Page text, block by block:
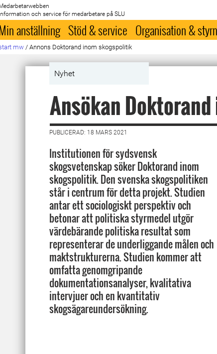
Information och service för medarbetare på SLU
anställning Stöd & service Organisation &
mw / Annons Doktorand inom skogspolitik
Nyhet
Ansökan
PUBLICERAD: 18 MARS 2021
Institutionen för sydsvensk
skogsvetenskap söker Doktorand inom
skogspolitik. Den svenska skogspolitiken
står i centrum för detta projekt. Studien
antar ett sociologiskt perspektiv och
betonar att politiska styrmedel utgör
värdebärande politiska resultat som
representerar de underliggande målen och
maktstrukturerna. Studien kommer att
omfatta genomgripande
dokumentationsanalyser, kvalitativa
intervjuer och en kvantitativ
skogsägareundersökning.